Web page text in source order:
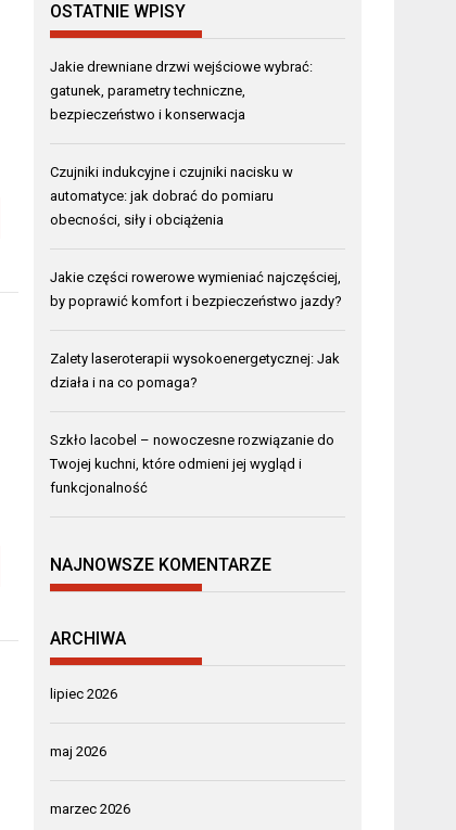
OSTATNIE WPISY
Jakie drewniane drzwi wejściowe wybrać:
gatunek, parametry techniczne,
bezpieczeństwo i konserwacja
Czujniki indukcyjne i czujniki nacisku w
automatyce: jak dobrać do pomiaru
obecności, siły i obciążenia
Jakie części rowerowe wymieniać najczęściej,
by poprawić komfort i bezpieczeństwo jazdy?
Zalety laseroterapii wysokoenergetycznej: Jak
działa i na co pomaga?
Szkło lacobel – nowoczesne rozwiązanie do
Twojej kuchni, które odmieni jej wygląd i
funkcjonalność
NAJNOWSZE KOMENTARZE
ARCHIWA
lipiec 2026
maj 2026
marzec 2026